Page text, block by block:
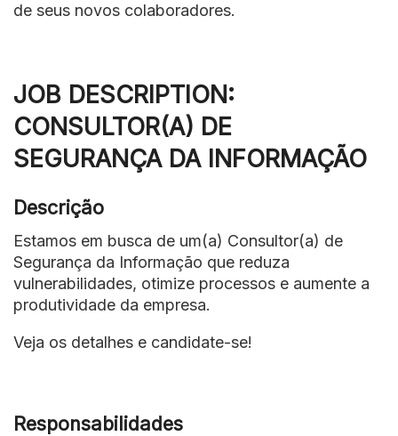
de seus novos colaboradores.
JOB DESCRIPTION:
CONSULTOR(A) DE
SEGURANÇA DA INFORMAÇÃO
Descrição
Estamos em busca de um(a) Consultor(a) de
Segurança da Informação que reduza
vulnerabilidades, otimize processos e aumente a
produtividade da empresa.
Veja os detalhes e candidate-se!
Responsabilidades